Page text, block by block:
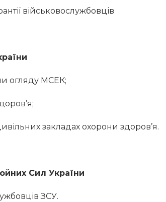
військовослужбовців
огляду МСЕК;
закладах охорони здоров’я.
Сил України
ЗСУ.